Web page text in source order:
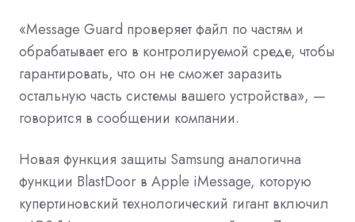
«Message Guard проверяет файл по частям и
обрабатывает его в контролируемой среде, чтобы
гарантировать, что он не сможет заразить
остальную часть системы вашего устройства», —
говорится в сообщении компании.
Новая функция защиты Samsung аналогична
функции BlastDoor в Apple iMessage, которую
купертиновский технологический гигант включил